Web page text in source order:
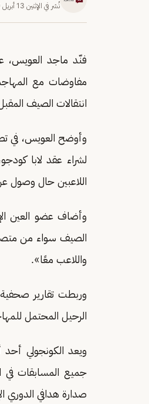
نُشر في الإثنين 13 أبريل 2020
فنّد ماجد
مفاوضات مع
انتقالات الصيف
وأوضح العويس، في
لشراء عقد لابا
اللاعبين حال وصول
الصيف سواء من
واللاعب معًا».
وربطت تقارير صحفية،
الرحيل المحتمل
صدارة هدافي الدوري